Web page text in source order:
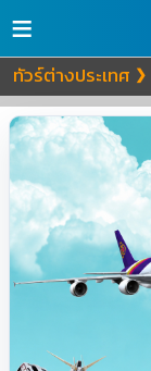
≡
ทัวร์ต่างประเทศ ❯